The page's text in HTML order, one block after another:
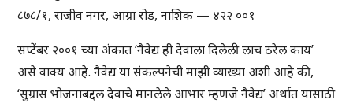
८७८/१, राजीव नगर, आग्रा रोड, नाशिक — ४२२ ००१
सप्टेंबर २००१ च्या अंकात ‘नैवेद्य ही देवाला दिलेली लाच ठरेल काय’
असे वाक्य आहे. नैवेद्य या संकल्पनेची माझी व्याख्या अशी आहे की,
‘सुग्रास भोजनाबद्दल देवाचे मानलेले आभार म्हणजे नैवेद्य’ अर्थात यासाठी